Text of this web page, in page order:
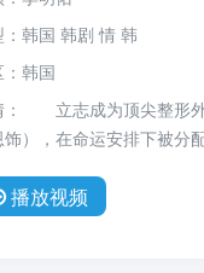
韩国 韩剧 情 韩
韩国
立志成为顶尖整形外
），在命运安排下被分
播放视频